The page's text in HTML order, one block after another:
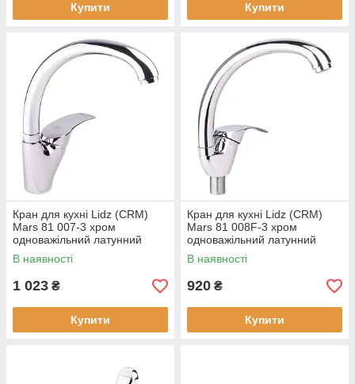
Купити Купити
Кран для кухні Lidz (CRM)
Mars 81 007-3 хром
одноважільний латунний
В наявності
1 023 ₴
Купити
Кран для кухні Lidz (CRM)
Mars 81 008F-3 хром
одноважільний латунний
В наявності
920 ₴
Купити